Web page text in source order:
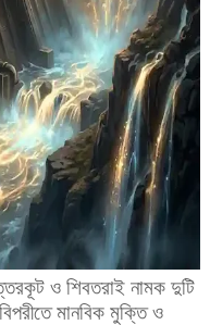
ও শিবতরাই নামক দুটি
বিপরীতে মানবিক মুক্তি ও